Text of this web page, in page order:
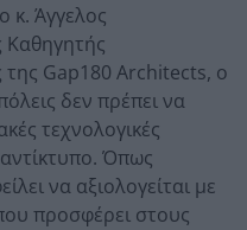
κ. Άγγελος
της Gap180 Architects, ο
δεν πρέπει να
τεχνολογικές
Όπως
να αξιολογείται με
προσφέρει στους